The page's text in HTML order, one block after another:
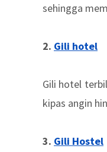
sehingga
2. Gili hotel
Gili hotel
kipas angin
3. Gili Hostel